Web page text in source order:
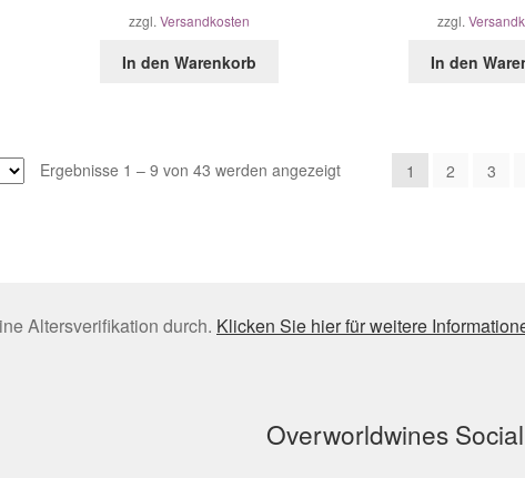
zzgl.Versandkosten
In den Warenkorb
zzgl.
In den
Ergebnisse 1 – 9 von 43 werden angezeigt 1 2 3
Altersverifikation durch. Klicken Sie hier für weitere
Overworldwines